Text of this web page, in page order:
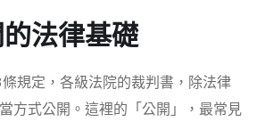
法律基礎
規定，各級法院的裁判書，除法律
方式公開。這裡的「公開」，最常見